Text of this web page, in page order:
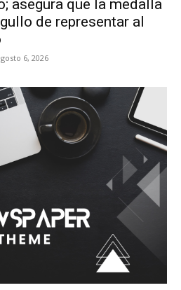
asegura que la medalla
de representar al
6, 2026